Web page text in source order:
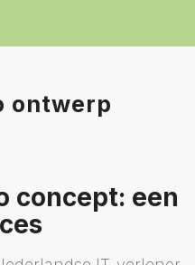
ontwerp
concept: een